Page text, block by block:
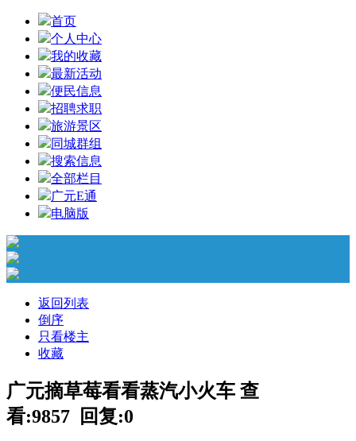
首页
个人中心
我的收藏
最新活动
便民信息
招聘求职
旅游景区
同城群组
搜索信息
全部栏目
广元E通
电脑版
返回列表
倒序
只看楼主
收藏
广元摘草莓看看蒸汽小火车 查
看:9857 回复:0